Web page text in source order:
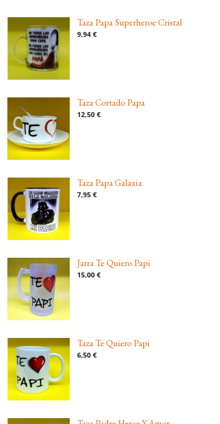
Taza Papa Superheroe Cristal
9,94 €
Taza Cortado Papa
12,50 €
Taza Papa Galaxia
7,95 €
Jarra Te Quiero Papi
15,00 €
Taza Te Quiero Papi
6,50 €